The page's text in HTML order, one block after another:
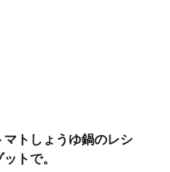
トしょうゆ鍋のレシ
トで。